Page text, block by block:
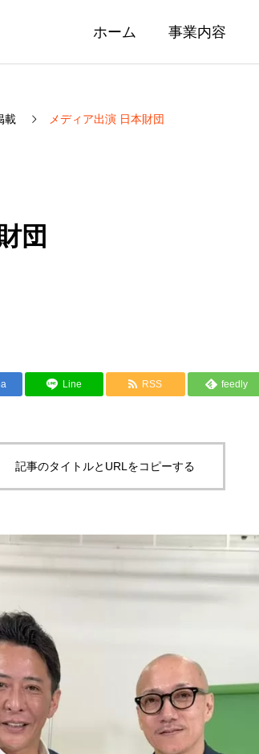
ホーム 事業内容
載 メディア出演 日本財団
団
Line RSS feedly
記事のタイトルとURLをコピーする